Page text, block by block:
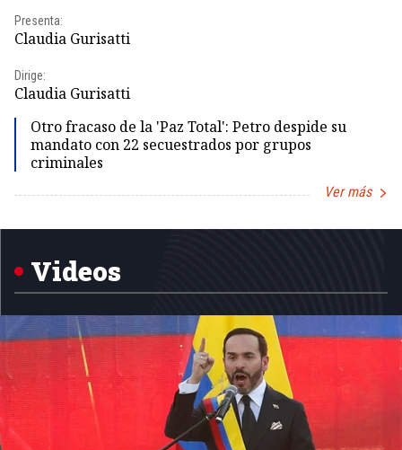
Presenta:
Claudia Gurisatti
Dirige:
Claudia Gurisatti
Otro fracaso de la 'Paz Total': Petro despide su
mandato con 22 secuestrados por grupos
criminales
Ver más
1
Videos